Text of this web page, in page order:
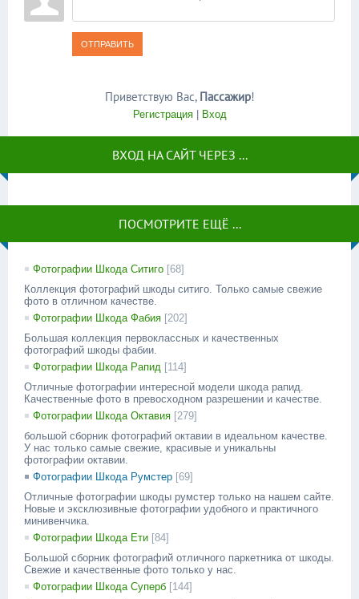
ОТПРАВИТЬ
Приветствую Вас, Пассажир!
Регистрация| Вход
ВХОД НА САЙТ ЧЕРЕЗ ...
ПОСМОТРИТЕ ЕЩЁ ...
Фотографии Шкода Ситиго [68]
Коллекция фотографий шкоды ситиго. Только самые свежие
фото в отличном качестве.
Фотографии Шкода Фабия [202]
Большая коллекция первоклассных и качественных
фотографий шкоды фабии.
Фотографии Шкода Рапид [114]
Отличные фотографии интересной модели шкода рапид.
Качественные фото в превосходном разрешении и качестве.
Фотографии Шкода Октавия [279]
большой сборник фотографий октавии в идеальном качестве.
У нас только самые свежие, красивые и уникальны
фотографии октавии.
Фотографии Шкода Румстер [69]
Отличные фотографии шкоды румстер только на нашем сайте.
Новые и эксклюзивные фотографии удобного и практичного
минивенчика.
Фотографии Шкода Ети [84]
Большой сборник фотографий отличного паркетника от шкоды.
Свежие и качественные фото только у нас.
Фотографии Шкода Суперб [144]